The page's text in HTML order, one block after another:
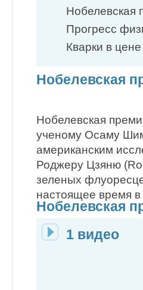
Нобелевская
Прогресс
Кварки в цене
Нобелевская
Нобелевская
ученому Осаму
американским
Роджеру Цзяню
зеленых
настоящее время
Нобелевская
1 видео